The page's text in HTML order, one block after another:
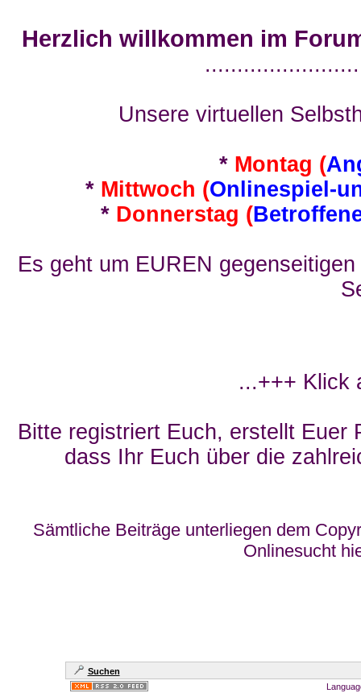
Herzlich willkommen im
Unsere virtuellen
* Montag (
* Mittwoch (Onlinespiel-
* Donnerstag (
Es geht um EUREN
...+++ Klick
Bitte registriert Euch, erstellt Euer
dass Ihr Euch über die
Sämtliche Beiträge unterliegen dem
Onlinesucht
Suchen